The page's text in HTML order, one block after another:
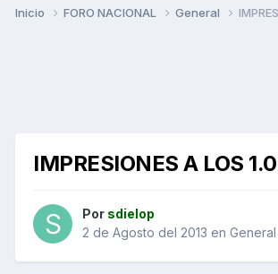
Inicio FORO NACIONAL General
IMPRESIONES A LOS
Por sdielop
2 de Agosto del 2013 en General